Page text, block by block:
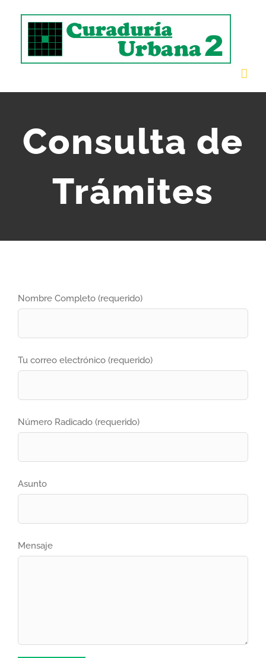
contenido
Consulta de
Trámites
Nombre Completo (requerido)
Tu correo electrónico (requerido)
Número Radicado (requerido)
Asunto
Mensaje